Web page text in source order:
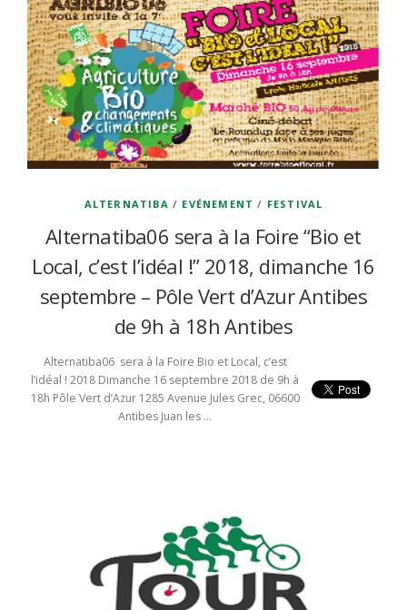
ALTERNATIBA / EVÉNEMENT / FESTIVAL
Alternatiba06 sera à la Foire “Bio et
Local, c’est l’idéal !” 2018, dimanche 16
septembre – Pôle Vert d’Azur Antibes
de 9h à 18h Antibes
Alternatiba06 sera à la Foire Bio et Local, c’est
l’idéal ! 2018 Dimanche 16 septembre 2018 de 9h à
18h Pôle Vert d’Azur 1285 Avenue Jules Grec, 06600
Antibes Juan les …